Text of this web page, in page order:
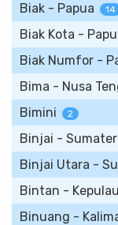
Biak - Papua 14
Biak Kota -
Biak Numfor -
Bima - Nusa
Bimini 2
Binjai -
Binjai Utara -
Bintan -
Binuang -